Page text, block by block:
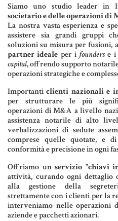
Donazioni, Trust,
Patrimonio
DONAZIONI
PATTO DI FAMIGLIA
TRUST E AFFIDAMENTO
TUTELA DEL PATRIMONIO
Aziende e società
AZIENDA & SOCIETÀ
Siamo uno studio leader in
societario e delle operazioni di
La nostra vasta esperienza e
assistere sia grandi gruppi
soluzioni su misura per fusioni,
partner ideale per i founderse i
capital, offrendo supporto
operazioni strategiche e
Importanticlienti nazionali e
per strutturare le più
operazioni di M&A a livello
assistenza notarile di alto
verbalizzazioni di sedute
comprese quelle quotate, e
conformità e precisione in ogni
Offriamo unservizio "chiavi
attività, curando ogni dettaglio
alla gestione della
strettamente con i clienti per la
interveniamo nelle operazioni
aziende e pacchetti azionari.